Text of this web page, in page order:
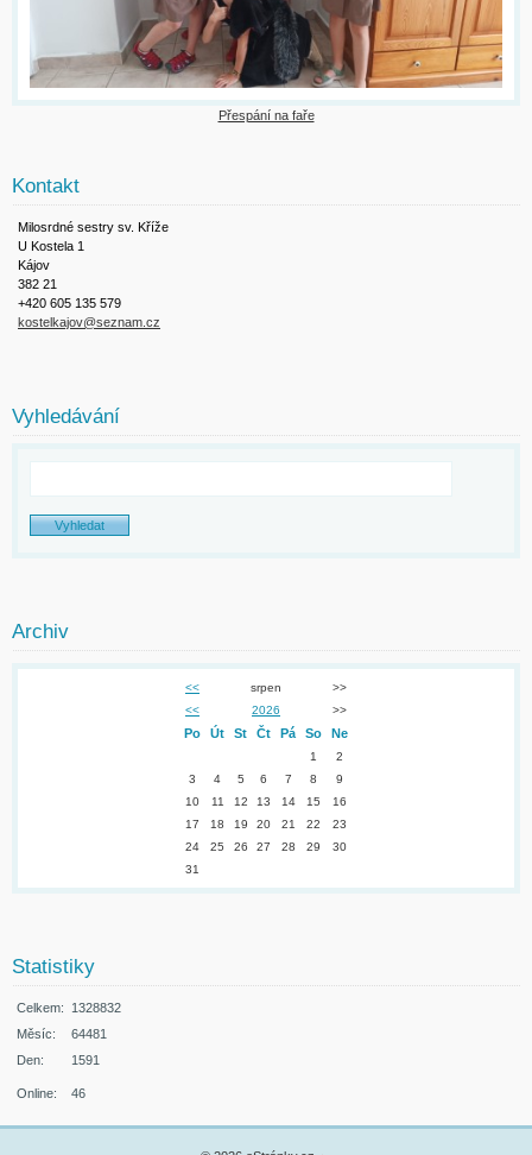
Přespání na faře
Kontakt
Milosrdné sestry sv. Kříže
U Kostela 1
Kájov
382 21
+420 605 135 579
kostelkajov@seznam.cz
Vyhledávání
Archiv
<< srpen
>>
<<
2026 >>
Po Út St Čt Pá So Ne
1
2
3
4 5 6 7 8
9
10
11 12 13 14 15
16
17
18 19 20 21 22
23
24
25 26 27 28 29
30
31
Statistiky
Online: 46
Celkem: 1328832
Měsíc:
64481
Den:
1591